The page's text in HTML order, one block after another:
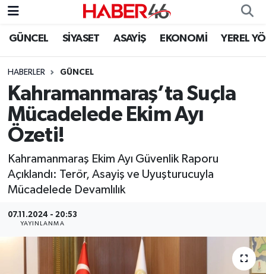
GÜNCEL SİYASET ASAYİŞ EKONOMİ YEREL
HABERLER GÜNCEL
Kahramanmaraş’ta Suçla
Mücadelede Ekim Ayı
Özeti!
Kahramanmaraş Ekim Ayı Güvenlik Raporu
Açıklandı: Terör, Asayiş ve Uyuşturucuyla
Mücadelede Devamlılık
07.11.2024 - 20:53
YAYINLANMA
GÜNCEL
SİYASET
EKONOMİ
SPOR
YAŞAM
TEKNOLOJİ
SAĞLIK
EĞİTİM
Nöbetçi Eczaneler
Hava Durumu
Kahramanmaraş Namaz Vakitleri
Trafik Durumu
Süper Lig Puan Durumu ve Fikstür
Tüm Manşetler
Son Dakika Haberleri
Haber Arşivi